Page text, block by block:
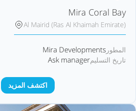
Mira Coral Bay
Al Mairid (Ras Al Khaimah Emirate)
المطور Mira Developments
تاريخ التسليمAsk manager
اكتشف المزيد